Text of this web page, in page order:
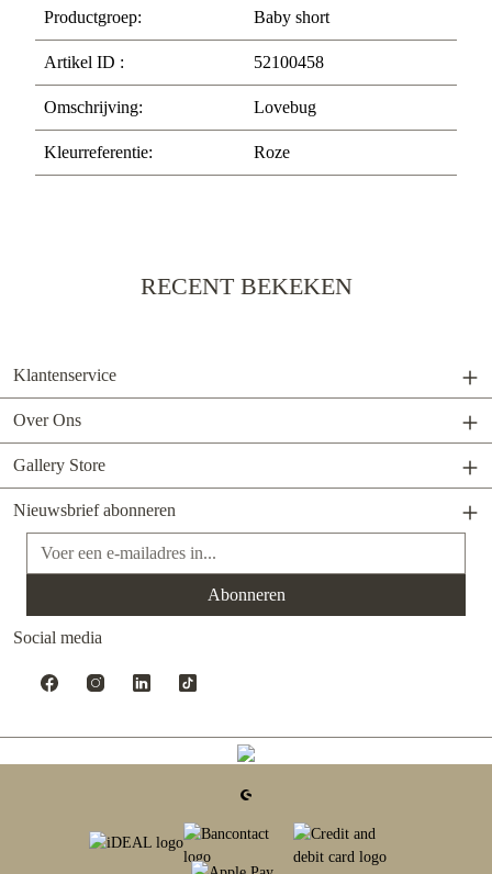
Productgroep: Baby short
Artikel ID : 52100458
Omschrijving: Lovebug
Kleurreferentie: Roze
RECENT BEKEKEN
Klantenservice
Over Ons
Gallery Store
Nieuwsbrief abonneren
E-mailadres*
Abonneren
Social media